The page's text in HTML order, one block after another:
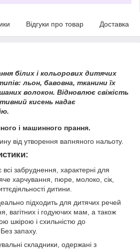
Відгуки про товар Доставка
білих і кольорових дитячих
льон, бавовна, тканини їх
волокон. Відновлює свіжість
кисень надає
і машинного прання.
від утворення вапняного нальоту.
забруднення, характерні для
харчування, пюре, молоко, сік,
дитини.
підходить для дитячих речей
вагітних і годуючих мам, а також
шкірою і схильністю до
запаху.
складники, одержані з